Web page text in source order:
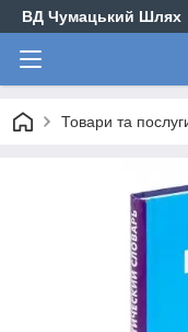
ВД Чумацький Шлях
Товари та